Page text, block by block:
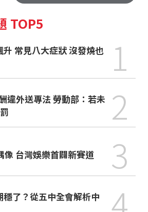
TOP5
1
違外送專法 勞動部：若未 2
像 台灣娛樂首闢新賽道 3